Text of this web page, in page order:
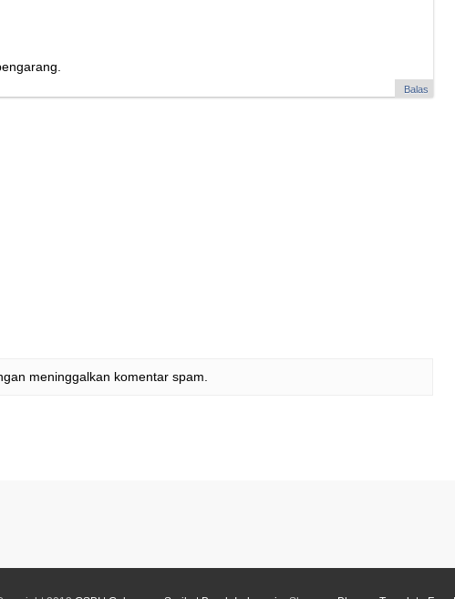
Balas
meninggalkan komentar spam.